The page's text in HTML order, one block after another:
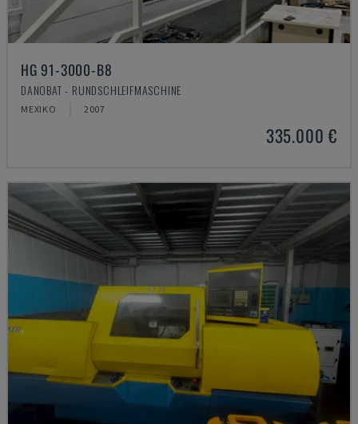
HG 91-3000-B8
DANOBAT - RUNDSCHLEIFMASCHINE
MEXIKO 2007
335.000 €